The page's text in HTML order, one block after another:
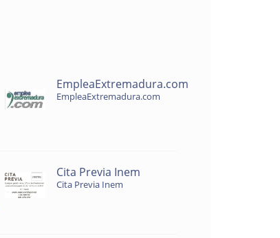
EmpleaExtremadura.com
EmpleaExtremadura.com
Cita Previa Inem
Cita Previa Inem